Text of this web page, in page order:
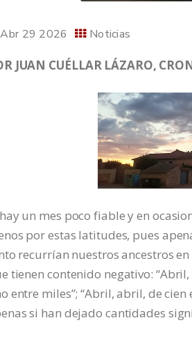
Abr 29 2026 Noticias
JUAN CUÉLLAR LÁZARO,
un mes poco fiable y en
por estas latitudes, pues
recurrían nuestros ancestros
tienen contenido negativo:
entre miles”; “Abril, abril, de
si han dejado cantidades